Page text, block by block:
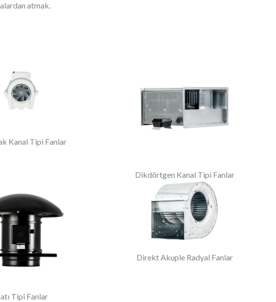
atmak.
Kanal Tipi Fanlar
Dikdörtgen Kanal Tipi Fanlar
Tipi Fanlar
Direkt Akuple Radyal Fanlar